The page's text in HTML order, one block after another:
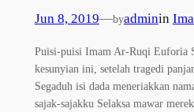
Jun 8, 2019—byadminin
Puisi-puisi Imam Ar-Ruqi Euforia
kesunyian ini, setelah tragedi
Segaduh isi dada meneriakkan
sajak-sajakku Selaksa mawar